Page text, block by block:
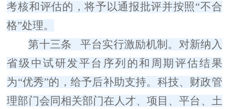
考核和评估的，将予以通报批评并按照“不合
格”处理。
第十三条
平台实行激励机制。对新纳入
省级中试研发平台序列的和周期评估结果
为“优秀”的，给予后补助支持。科技、财政管
理部门会同相关部门在人才、项目、平台、土